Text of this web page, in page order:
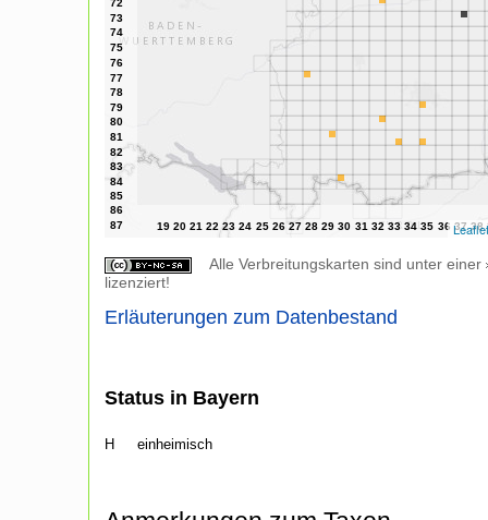
Leaflet
Alle Verbreitungskarten sind unter einer
lizenziert!
Erläuterungen zum Datenbestand
Status in Bayern
H einheimisch